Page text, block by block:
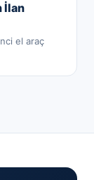
İlan
el araç